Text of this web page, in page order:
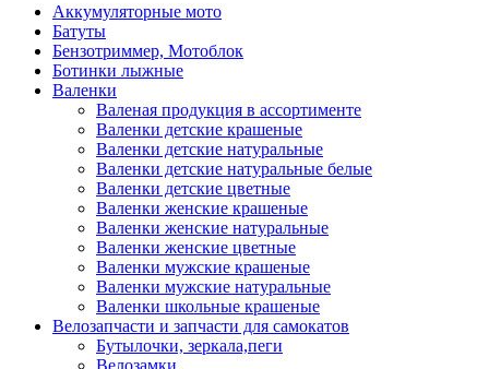
Аккумуляторные мото
Батуты
Бензотриммер, Мотоблок
Ботинки лыжные
Валенки
Валеная продукция в ассортименте
Валенки детские крашеные
Валенки детские натуральные
Валенки детские натуральные белые
Валенки детские цветные
Валенки женские крашеные
Валенки женские натуральные
Валенки женские цветные
Валенки мужские крашеные
Валенки мужские натуральные
Валенки школьные крашеные
Велозапчасти и запчасти для самокатов
Бутылочки, зеркала,пеги
Велозамки